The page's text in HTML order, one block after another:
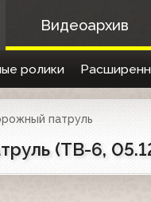
Видеоархив
ролики
патруль
(ТВ-6,